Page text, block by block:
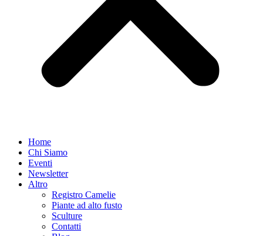
Home
Chi Siamo
Eventi
Newsletter
Altro
Registro Camelie
Piante ad alto fusto
Sculture
Contatti